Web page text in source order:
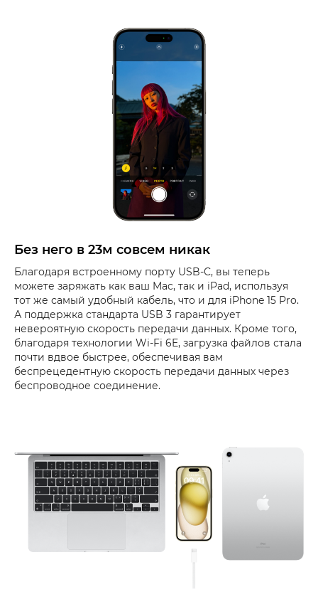
Без него в 23м совсем никак
Благодаря встроенному порту USB-C, вы теперь
можете заряжать как ваш Mac, так и iPad, используя
тот же самый удобный кабель, что и для iPhone 15 Pro.
А поддержка стандарта USB 3 гарантирует
невероятную скорость передачи данных. Кроме того,
благодаря технологии Wi-Fi 6E, загрузка файлов стала
почти вдвое быстрее, обеспечивая вам
беспрецедентную скорость передачи данных через
беспроводное соединение.